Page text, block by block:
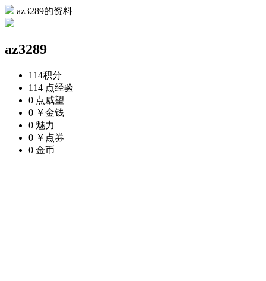
az3289的资料
az3289
114积分
114 点经验
0 点威望
0 ￥金钱
0 魅力
0 ￥ 点券
0 金币